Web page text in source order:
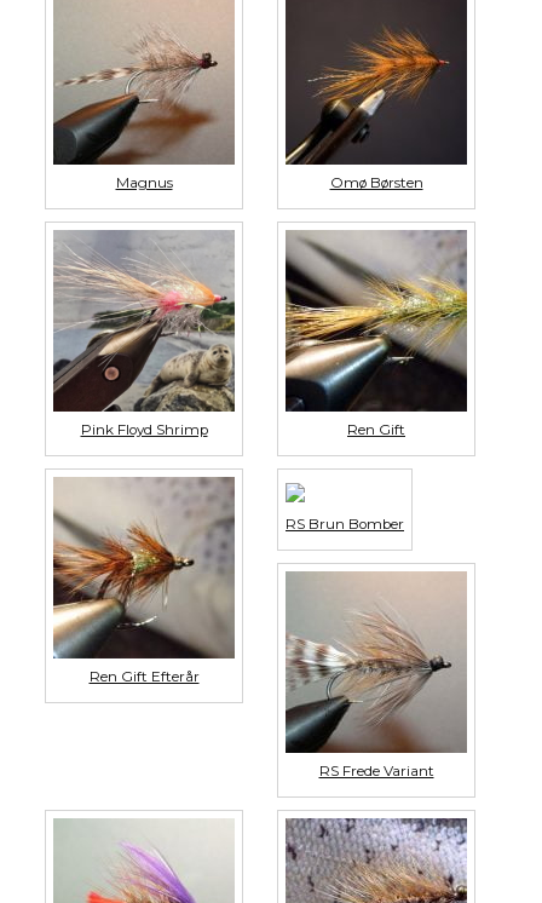
Magnus Omø Børsten
Pink Floyd Shrimp Ren Gift
Ren Gift Efterår
RS Brun Bomber
RS Frede Variant